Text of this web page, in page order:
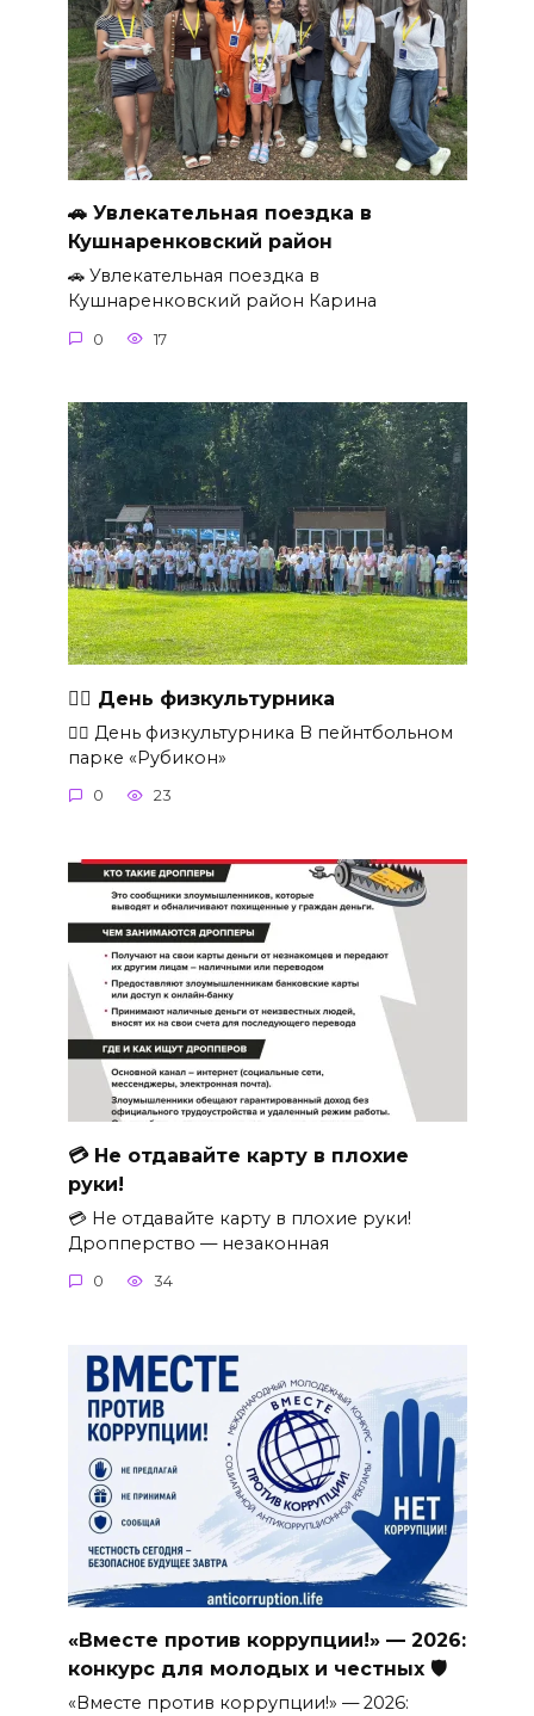
🚗 Увлекательная поездка в
Кушнаренковский район
🚗 Увлекательная поездка в
Кушнаренковский район Карина
0 17
🏋‍♂ День физкультурника
🏋‍♂ День физкультурника В пейнтбольном
парке «Рубикон»
0 23
💳 Не отдавайте карту в плохие
руки!
💳 Не отдавайте карту в плохие руки!
Дропперство — незаконная
0 34
«Вместе против коррупции!» — 2026:
конкурс для молодых и честных 🛡
«Вместе против коррупции!» — 2026: